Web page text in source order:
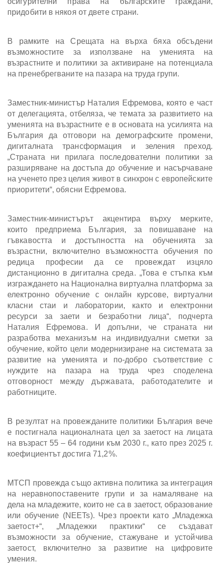
придобити в някоя от двете страни.
В рамките на Срещата на върха бяха обсъдени
възможностите за използване на уменията на
възрастните и политики за активиране на потенциала
на пренебрегваните на пазара на труда групи.
Заместник-министър Наталия Ефремова, която е част
от делегацията, отбеляза, че темата за развитието на
уменията на възрастните е в основата на усилията на
България да отговори на демографските промени,
дигиталната трансформация и зеления преход.
„Страната ни прилага последователни политики за
разширяване на достъпа до обучение и насърчаване
на ученето през целия живот в синхрон с европейските
приоритети“, обясни Ефремова.
Заместник-министърът акцентира върху мерките,
които предприема България, за повишаване на
гъвкавостта и достъпността на обученията за
възрастни, включително възможността обучения по
редица професии да се провеждат изцяло
дистанционно в дигитална среда. „Това е стъпка към
изграждането на Национална виртуална платформа за
електронно обучение с онлайн курсове, виртуални
класни стаи и лаборатории, както и електронни
ресурси за заети и безработни лица“, подчерта
Наталия Ефремова. И допълни, че страната ни
разработва механизъм на индивидуални сметки за
обучение, който цели модернизиране на системата за
развитие на уменията и по-добро съответствие с
нуждите на пазара на труда чрез споделена
отговорност между държавата, работодателите и
работниците.
В резултат на провежданите политики България вече
е постигнала националната цел за заетост на лицата
на възраст 55 – 64 години към 2030 г., като през 2025 г.
коефициентът достига 71,2%.
МТСП провежда също активна политика за интеграция
на неравнопоставените групи и за намаляване на
дела на младежите, които не са в заетост, образование
или обучение (NEETs). Чрез проекти като „Младежка
заетост+“, „Младежки практики“ се създават
възможности за обучение, стажуване и устойчива
заетост, включително за развитие на цифровите
умения.